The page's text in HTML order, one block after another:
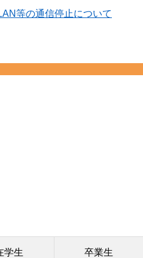
等の通信停止について
学生 卒業生